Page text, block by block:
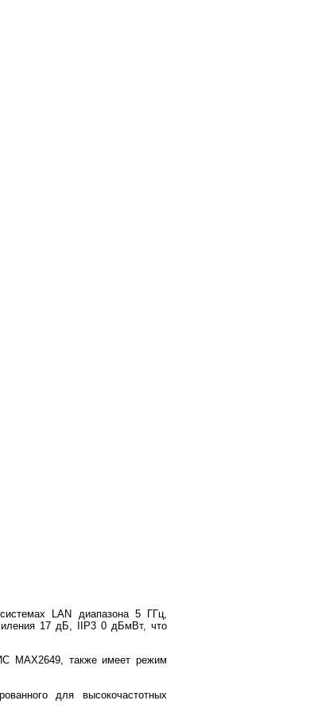
LAN диапазона 5 ГГц,
17 дБ, IIP3 0 дБмВт, что
MAX2649, также имеет режим
для высокочастотных